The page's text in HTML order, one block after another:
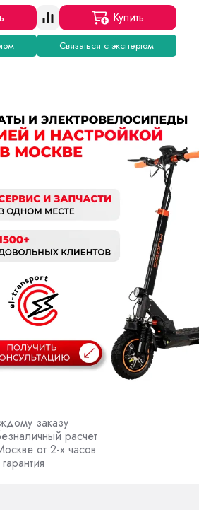
Купить
Связаться с экспертом
заказу
расчет
от 2-х часов